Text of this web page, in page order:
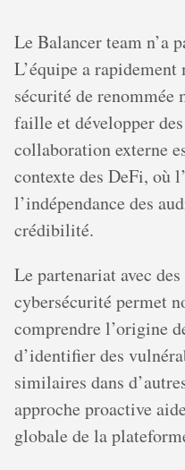
Le Balancer team n’a
L’équipe a
sécurité de renommée
faille et développer
collaboration externe
contexte des DeFi, où
l’indépendance des
crédibilité.
Le partenariat avec
cybersécurité permet
comprendre l’origine
d’identifier des
similaires dans
approche proactive
globale de la